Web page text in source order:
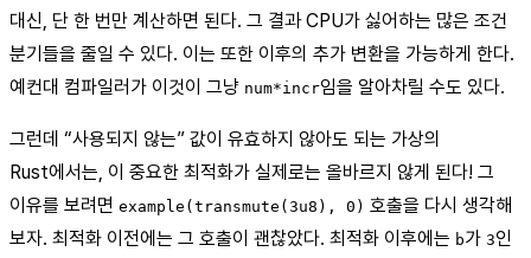
대신, 단 한 번만 계산하면 된다. 그 결과 CPU가 싫어하는 많은 조건
분기들을 줄일 수 있다. 이는 또한 이후의 추가 변환을 가능하게 한다.
예컨대 컴파일러가 이것이 그냥 num*incr임을 알아차릴 수도 있다.
그런데 “사용되지 않는” 값이 유효하지 않아도 되는 가상의
Rust에서는, 이 중요한 최적화가 실제로는 올바르지 않게 된다! 그
이유를 보려면 example(transmute(3u8), 0) 호출을 다시 생각해
보자. 최적화 이전에는 그 호출이 괜찮았다. 최적화 이후에는 b가 3인